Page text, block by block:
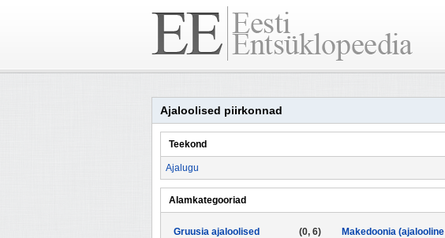
Ajaloolised piirkonnad
Teekond
Ajalugu
Alamkategooriad
(0, 6)
Gruusia ajaloolised
Makedoonia (ajalooline